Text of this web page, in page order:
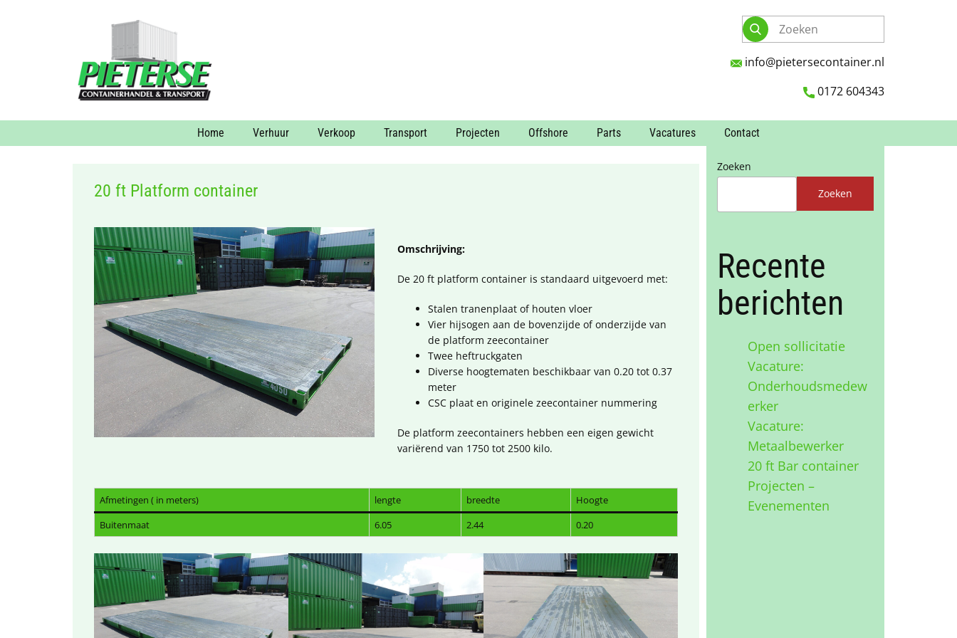
info@pietersecontainer.nl
0172 604343
Home Verhuur Verkoop Transport Projecten Offshore Parts Vacatures Contact
20 ft Platform container
Omschrijving:
De 20 ft platform container is standaard uitgevoerd met:
Stalen tranenplaat of houten vloer
Vier hijsogen aan de bovenzijde of onderzijde van
de platform zeecontainer
Twee heftruckgaten
Diverse hoogtematen beschikbaar van 0.20 tot 0.37
meter
CSC plaat en originele zeecontainer nummering
De platform zeecontainers hebben een eigen gewicht
variërend van 1750 tot 2500 kilo.
Afmetingen ( in meters) lengte breedte
Hoogte
Buitenmaat
6.05 2.44 0.20
Zoeken
Zoeken
Recente
berichten
Open sollicitatie
Vacature:
Onderhoudsmedew
erker
Vacature:
Metaalbewerker
20 ft Bar container
Projecten –
Evenementen